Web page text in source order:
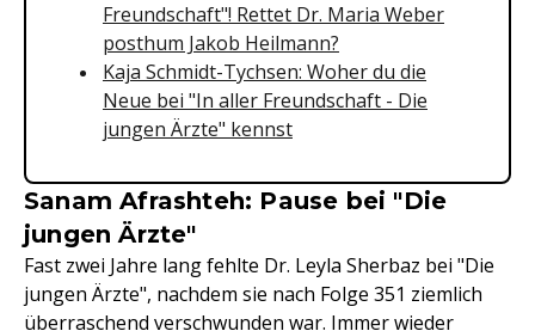
Freundschaft"! Rettet Dr. Maria Weber
posthum Jakob Heilmann?
Kaja Schmidt-Tychsen: Woher du die
Neue bei "In aller Freundschaft - Die
jungen Ärzte" kennst
Sanam Afrashteh: Pause bei "Die
jungen Ärzte"
Fast zwei Jahre lang fehlte Dr. Leyla Sherbaz bei "Die
jungen Ärzte", nachdem sie nach Folge 351 ziemlich
überraschend verschwunden war. Immer wieder